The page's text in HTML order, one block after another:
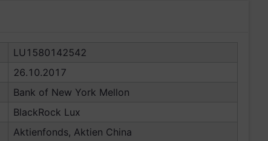
LU1580142542
26.10.2017
Bank of New York Mellon
BlackRock Lux
Aktienfonds, Aktien China